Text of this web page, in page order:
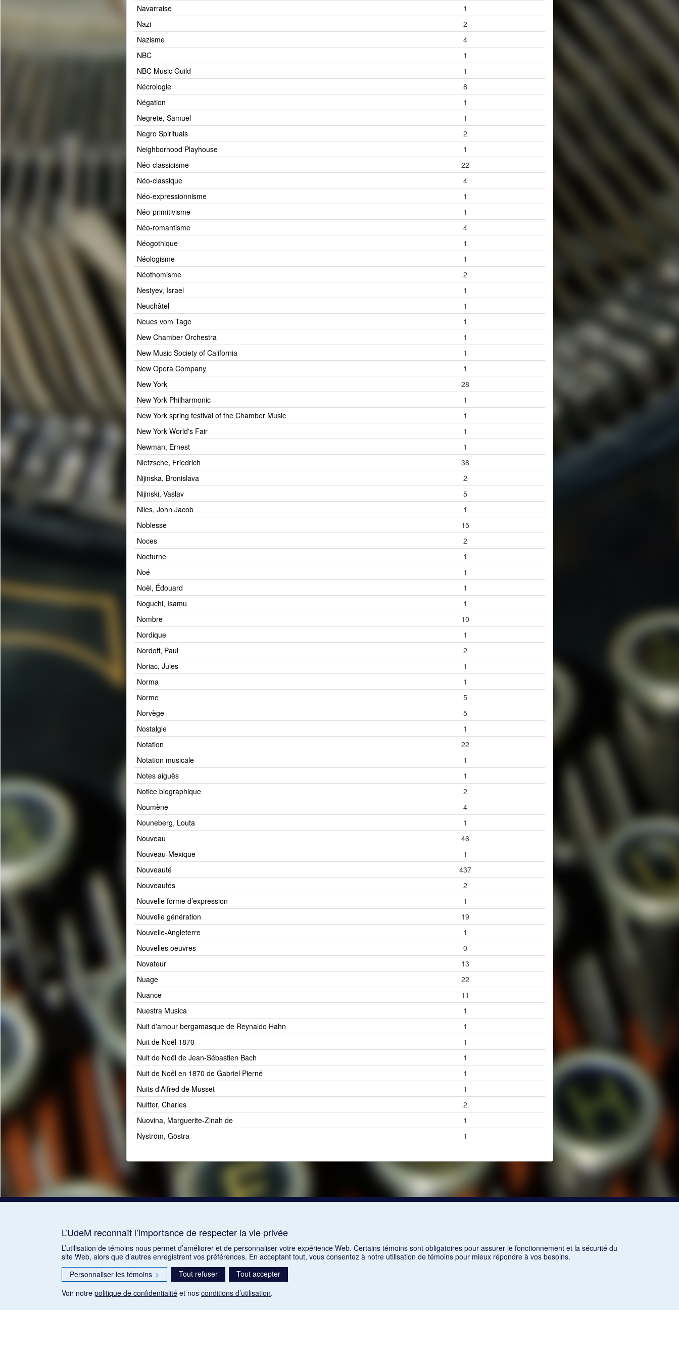
Navarraise
1
Nazi
2
Nazisme
4
NBC
1
NBC Music Guild
1
Nécrologie
8
Négation
1
Negrete, Samuel
1
Negro Spirituals
2
Neighborhood Playhouse
1
Néo-classicisme
22
Néo-classique
4
Néo-expressionnisme
1
Néo-primitivisme
1
Néo-romantisme
4
Néogothique
1
Néologisme
1
Néothomisme
2
Nestyev, Israel
1
Neuchâtel
1
Neues vom Tage
1
New Chamber Orchestra
1
New Music Society of California
1
New Opera Company
1
New York
28
New York Philharmonic
1
New York spring festival of the Chamber Music
1
New York World's Fair
1
Newman, Ernest
1
Nietzsche, Friedrich
38
Nijinska, Bronislava
2
Nijinski, Vaslav
5
Niles, John Jacob
1
Noblesse
15
Noces
2
Nocturne
1
Noé
1
Noël, Édouard
1
Noguchi, Isamu
1
Nombre
10
Nordique
1
Nordoff, Paul
2
Noriac, Jules
1
Norma
1
Norme
5
Norvège
5
Nostalgie
1
Notation
22
Notation musicale
1
Notes aiguës
1
Notice biographique
2
Noumène
4
Nouneberg, Louta
1
Nouveau
46
Nouveau-Mexique
1
Nouveauté
437
Nouveautés
2
Nouvelle forme d’expression
1
Nouvelle génération
19
Nouvelle-Angleterre
1
Nouvelles oeuvres
0
Novateur
13
Nuage
22
Nuance
11
Nuestra Musica
1
Nuit d'amour bergamasque de Reynaldo Hahn
1
Nuit de Noël 1870
1
Nuit de Noël de Jean-Sébastien Bach
1
Nuit de Noêl en 1870 de Gabriel Pierné
1
Nuits d'Alfred de Musset
1
Nuitter, Charles
2
Nuovina, Marguerite-Zinah de
1
Nyström, Göstra
1
L’UdeM reconnaît l’importance de respecter la vie privée
L’utilisation de témoins nous permet d’améliorer et de personnaliser votre expérience Web. Certains témoins sont obligatoires pour assurer le fonctionnement et la sécurité du
site Web, alors que d’autres enregistrent vos préférences. En acceptant tout, vous consentez à notre utilisation de témoins pour mieux répondre à vos besoins.
Personnaliser les témoins > Tout refuser
Tout accepter
Voir notre politique de confidentialité et nos conditions d’utilisation.